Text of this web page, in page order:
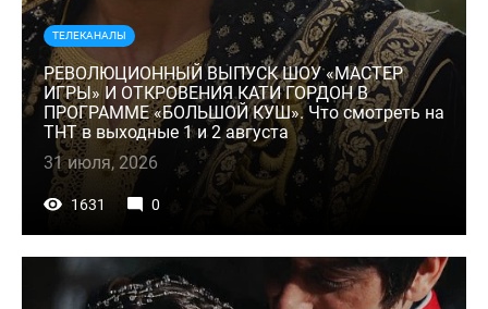
ТЕЛЕКАНАЛЫ
РЕВОЛЮЦИОННЫЙ ВЫПУСК ШОУ «МАСТЕР
ИГРЫ» И ОТКРОВЕНИЯ КАТИ ГОРДОН В
ПРОГРАММЕ «БОЛЬШОЙ КУШ». Что смотреть на
ТНТ в выходные 1 и 2 августа
31 июля, 2026
1631 0